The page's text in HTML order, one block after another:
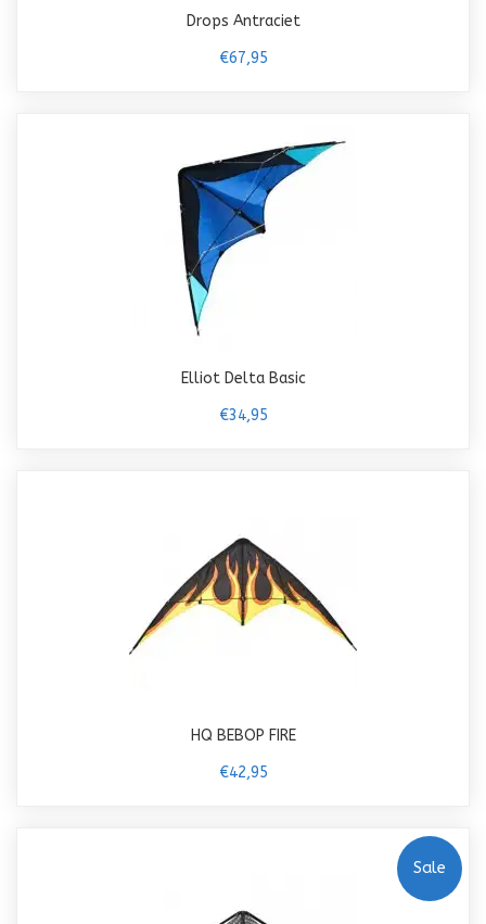
Drops Antraciet
€67,95
Elliot Delta Basic
€34,95
HQ BEBOP FIRE
€42,95
Sale